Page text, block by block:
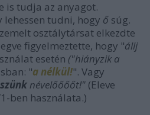
is tudja az anyagot.
lehessen tudni, hogy ő súg.
osztálytársat elkezdte
figyelmeztette, hogy "állj
esetén ("hiányzik a
"a nélkül!". Vagy
névelőőőőt!" (Eleve
ben használata.)